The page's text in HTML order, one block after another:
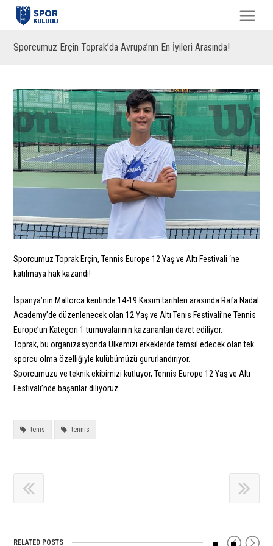
Sporcumuz Erçin Toprak’da Avrupa’nın En İyileri Arasında!
Sporcumuz Toprak Erçin, Tennis Europe 12 Yaş ve Altı Festivali ‘ne
katılmaya hak kazandı!
İspanya’nın Mallorca kentinde 14-19 Kasım tarihleri arasında Rafa Nadal
Academy’de düzenlenecek olan 12 Yaş ve Altı Tenis Festivali’ne Tennis
Europe’un Kategori 1 turnuvalarının kazananları davet ediliyor.
Toprak, bu organizasyonda Ülkemizi erkeklerde temsil edecek olan tek
sporcu olma özelliğiyle kulübümüzü gururlandırıyor.
Sporcumuzu ve teknik ekibimizi kutluyor, Tennis Europe 12 Yaş ve Altı
Festivali’nde başarılar diliyoruz.
tenis tennis
RELATED POSTS